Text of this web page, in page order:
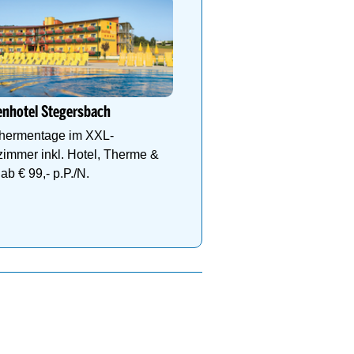
Stegersbach
im XXL-
inkl. Hotel, Therme &
€ 99,- p.P./N.